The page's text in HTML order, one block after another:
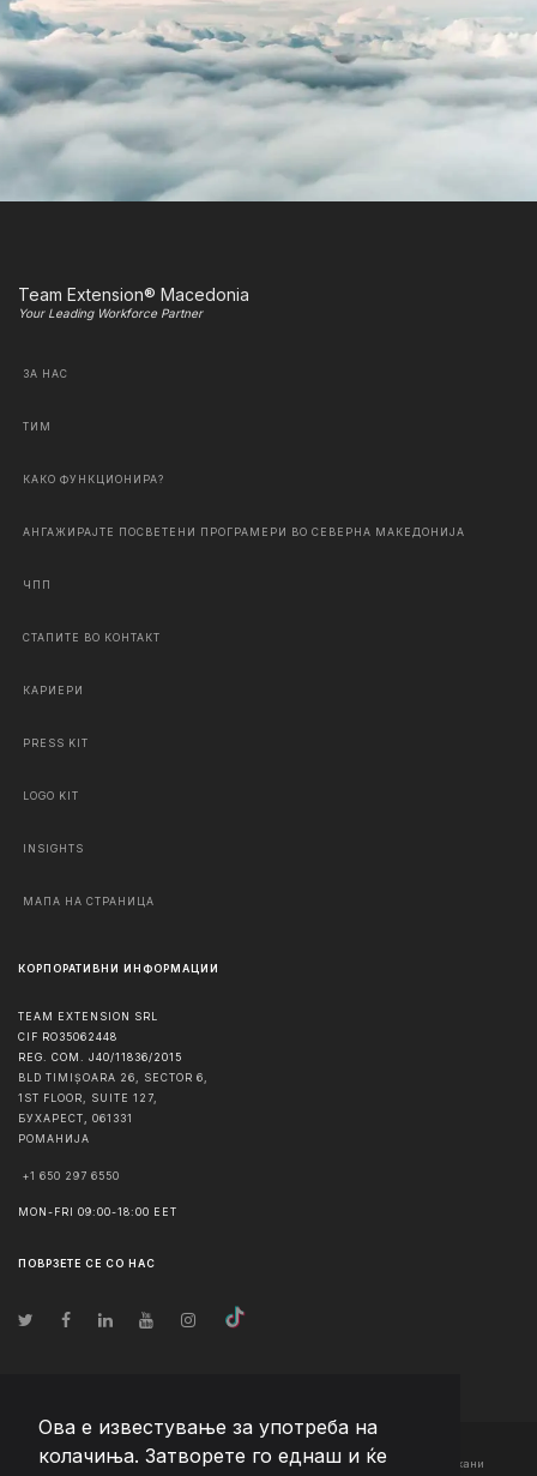
Ова е известување за употреба на
колачиња. Затворете го еднаш и ќе
Team Extension® Macedonia
Your Leading Workforce Partner
ЗА НАС
ТИМ
КАКО ФУНКЦИОНИРА?
АНГАЖИРАЈТЕ ПОСВЕТЕНИ ПРОГРАМЕРИ ВО СЕВЕРНА МАКЕДОНИЈА
ЧПП
СТАПИТЕ ВО КОНТАКТ
КАРИЕРИ
PRESS KIT
LOGO KIT
INSIGHTS
МАПА НА СТРАНИЦА
КОРПОРАТИВНИ ИНФОРМАЦИИ
TEAM EXTENSION SRL
CIF RO35062448
REG. COM. J40/11836/2015
BLD TIMIȘOARA 26, SECTOR 6,
1ST FLOOR, SUITE 127,
БУХАРЕСТ
061331
РОМАНИЈА
+1 650 297 6550
MON-FRI 09:00-18:00 EET
ПОВРЗЕТЕ СЕ СО НАС
© Авторско право2026 Team Extension Macedonia - Сите права задржани